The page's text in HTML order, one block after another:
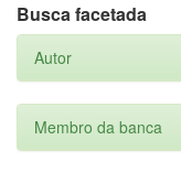
Busca facetada
Autor
Membro da banca